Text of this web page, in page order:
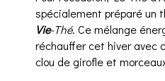
spécialement préparé un
Vie-Thé. Ce mélange
réchauffer cet hiver avec
clou de girofle et